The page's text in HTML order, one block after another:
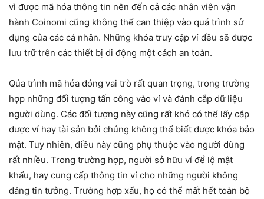
vì được mã hóa thông tin nên đến cả các nhân viên vận
hành Coinomi cũng không thể can thiệp vào quá trình sử
dụng của các cá nhân. Những khóa truy cập ví đều sẽ được
lưu trữ trên các thiết bị di động một cách an toàn.
Qúa trình mã hóa đóng vai trò rất quan trọng, trong trường
hợp những đối tượng tấn công vào ví và đánh cắp dữ liệu
người dùng. Các đối tượng này cũng rất khó có thể lấy cắp
được ví hay tài sản bởi chúng không thể biết được khóa bảo
mật. Tuy nhiên, điều này cũng phụ thuộc vào người dùng
rất nhiều. Trong trường hợp, người sở hữu ví để lộ mật
khẩu, hay cung cấp thông tin ví cho những người không
đáng tin tưởng. Trường hợp xấu, họ có thể mất hết toàn bộ